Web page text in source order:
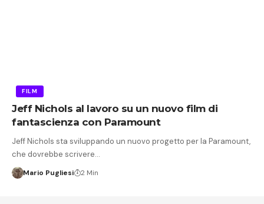
FILM
Jeff Nichols al lavoro su un nuovo film di
fantascienza con Paramount
Jeff Nichols sta sviluppando un nuovo progetto per la Paramount,
che dovrebbe scrivere…
Mario Pugliesi 2 Min